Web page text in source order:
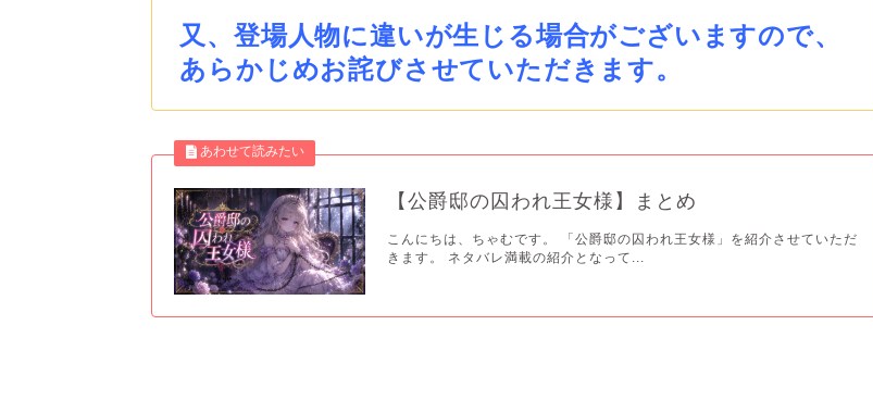
又、登場人物に違いが生じる場合がございますので、
あらかじめお詫びさせていただきます。
【公爵邸の囚われ王女様】まとめ
こんにちは、ちゃむです。 「公爵邸の囚われ王女様」を紹介させていただ
きます。 ネタバレ満載の紹介となって...